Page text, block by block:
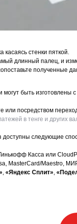
касаясь стенки пяткой.
длинный палец, и
полученные
быть изготовлены
или посредством
в тенге и других
доступны следующие
Касса или
MasterCard/Maestro,
, «Яндекс Сплит»,
Оплата Долями